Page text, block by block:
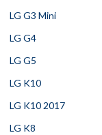
LG G3 Mini
LG G4
LG G5
LG K10
LG K10 2017
LG K8